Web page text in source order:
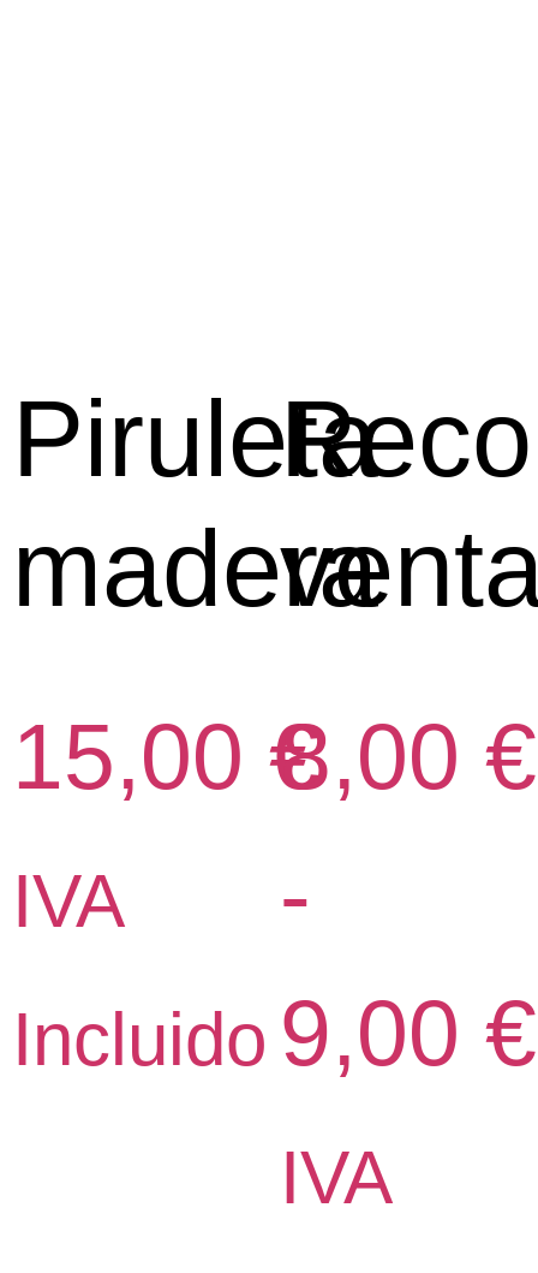
Piruleta
madera
15,00 €
IVA
Incluido
8,00 €
-
9,00 €
IVA